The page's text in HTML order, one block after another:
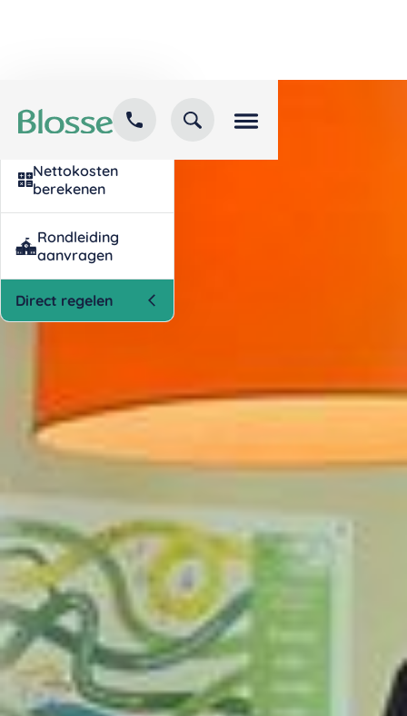
Kind inschrijven
opvang
Nettokosten
berekenen
Rondleiding
aanvragen
Direct regelen